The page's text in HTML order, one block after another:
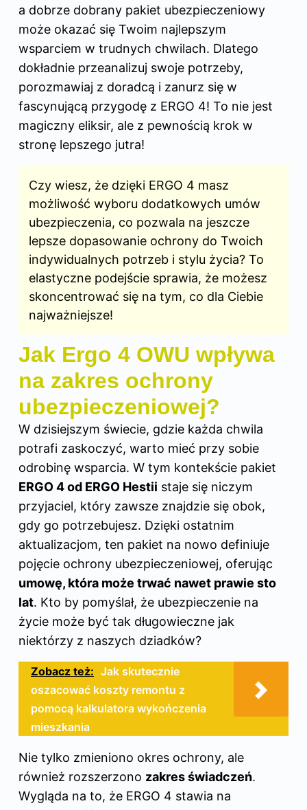
a dobrze dobrany pakiet ubezpieczeniowy
może okazać się Twoim najlepszym
wsparciem w trudnych chwilach. Dlatego
dokładnie przeanalizuj swoje potrzeby,
porozmawiaj z doradcą i zanurz się w
fascynującą przygodę z ERGO 4! To nie jest
magiczny eliksir, ale z pewnością krok w
stronę lepszego jutra!
Czy wiesz, że dzięki ERGO 4 masz
możliwość wyboru dodatkowych umów
ubezpieczenia, co pozwala na jeszcze
lepsze dopasowanie ochrony do Twoich
indywidualnych potrzeb i stylu życia? To
elastyczne podejście sprawia, że możesz
skoncentrować się na tym, co dla Ciebie
najważniejsze!
Jak Ergo 4 OWU wpływa
na zakres ochrony
ubezpieczeniowej?
W dzisiejszym świecie, gdzie każda chwila
potrafi zaskoczyć, warto mieć przy sobie
odrobinę wsparcia. W tym kontekście pakiet
ERGO 4 od ERGO Hestii staje się niczym
przyjaciel, który zawsze znajdzie się obok,
gdy go potrzebujesz. Dzięki ostatnim
aktualizacjom, ten pakiet na nowo definiuje
pojęcie ochrony ubezpieczeniowej, oferując
umowę, która może trwać nawet prawie sto
lat. Kto by pomyślał, że ubezpieczenie na
życie może być tak długowieczne jak
niektórzy z naszych dziadków?
Zobacz też: Jak skutecznie
oszacować koszty remontu z
pomocą kalkulatora wykończenia
mieszkania
Nie tylko zmieniono okres ochrony, ale
również rozszerzono zakres świadczeń.
Wygląda na to, że ERGO 4 stawia na